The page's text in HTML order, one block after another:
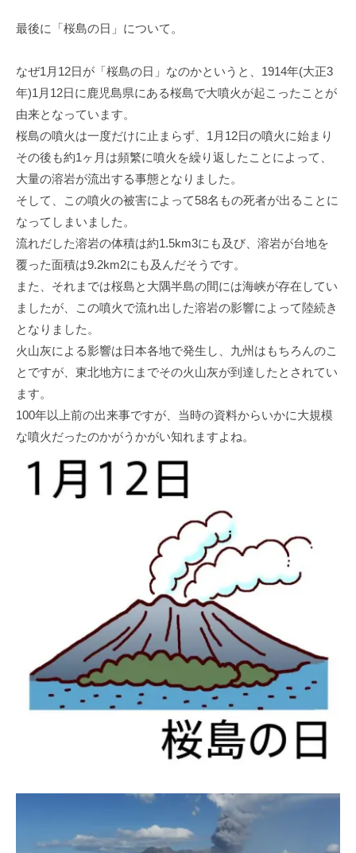
最後に「桜島の日」について。
なぜ1月12日が「桜島の日」なのかというと、1914年(大正3
年)1月12日に鹿児島県にある桜島で大噴火が起こったことが
由来となっています。
桜島の噴火は一度だけに止まらず、1月12日の噴火に始まり
その後も約1ヶ月は頻繁に噴火を繰り返したことによって、
大量の溶岩が流出する事態となりました。
そして、この噴火の被害によって58名もの死者が出ることに
なってしまいました。
流れだした溶岩の体積は約1.5km3にも及び、溶岩が台地を
覆った面積は9.2km2にも及んだそうです。
また、それまでは桜島と大隅半島の間には海峡が存在してい
ましたが、この噴火で流れ出した溶岩の影響によって陸続き
となりました。
火山灰による影響は日本各地で発生し、九州はもちろんのこ
とですが、東北地方にまでその火山灰が到達したとされてい
ます。
100年以上前の出来事ですが、当時の資料からいかに大規模
な噴火だったのかがうかがい知れますよね。